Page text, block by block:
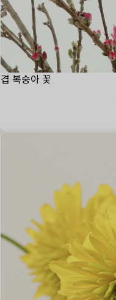
겹 복숭아 꽃